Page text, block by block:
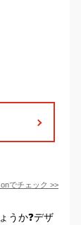
でチェック >>
うか❓デザ